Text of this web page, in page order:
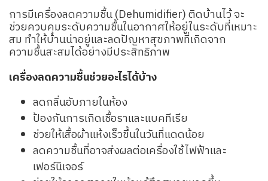
การมีเครื่องลดความชื้น (Dehumidifier) ติดบ้านไว้ จะ
ช่วยควบคุมระดับความชื้นในอากาศให้อยู่ในระดับที่เหมาะ
สม ทำให้บ้านน่าอยู่และลดปัญหาสุขภาพที่เกิดจาก
ความชื้นสะสมได้อย่างมีประสิทธิภาพ
เครื่องลดความชื้นช่วยอะไรได้บ้าง
ลดกลิ่นอับภายในห้อง
ป้องกันการเกิดเชื้อราและแบคทีเรีย
ช่วยให้เสื้อผ้าแห้งเร็วขึ้นในวันที่แดดน้อย
ลดความชื้นที่อาจส่งผลต่อเครื่องใช้ไฟฟ้าและ
เฟอร์นิเจอร์